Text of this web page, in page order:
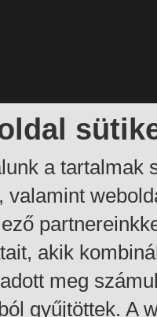
a tartalmak
valamint
akik
meg
gyűjtöttek. A